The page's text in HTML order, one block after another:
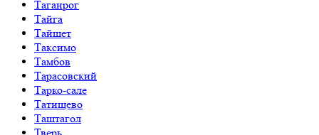
Таганрог
Тайга
Тайшет
Таксимо
Тамбов
Тарасовский
Тарко-сале
Татищево
Таштагол